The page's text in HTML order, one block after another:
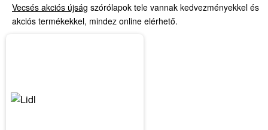
Vecsés akciós újság szórólapok tele vannak kedvezményekkel és
akciós termékekkel, mindez online elérhető.